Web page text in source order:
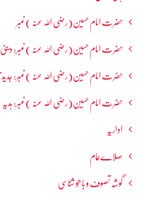
حضرت امام حسین(رضی اللہ عنہ ) نمبر
حضرت امام حسین(رضی اللہ عنہ ) نمبر: دینی
حضرت امام حسین(رضی اللہ عنہ ) نمبر: جدید
حضرت امام حسین(رضی اللہ عنہ ) نمبر: ہدیہ
اداریہ
صلاےعام
گوشہ تصوف و باھُو شناسی